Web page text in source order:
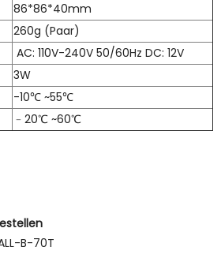
86*86*40mm
260g (Paar)
AC: 110V-240V 50/60Hz DC: 12V
3W
-10℃ ~55℃
﹣20℃ ~60℃
B-70T